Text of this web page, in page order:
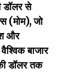
डॉलर से
(मोम), जो
और
बाजार
डॉलर तक